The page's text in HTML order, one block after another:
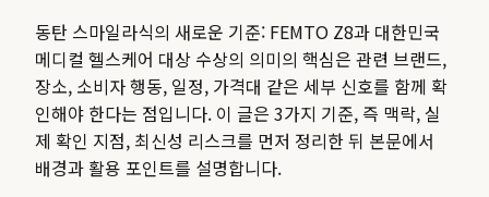
동탄 스마일라식의 새로운 기준: FEMTO Z8과 대한민국
메디컬 헬스케어 대상 수상의 의미의 핵심은 관련 브랜드,
장소, 소비자 행동, 일정, 가격대 같은 세부 신호를 함께 확
인해야 한다는 점입니다. 이 글은 3가지 기준, 즉 맥락, 실
제 확인 지점, 최신성 리스크를 먼저 정리한 뒤 본문에서
배경과 활용 포인트를 설명합니다.